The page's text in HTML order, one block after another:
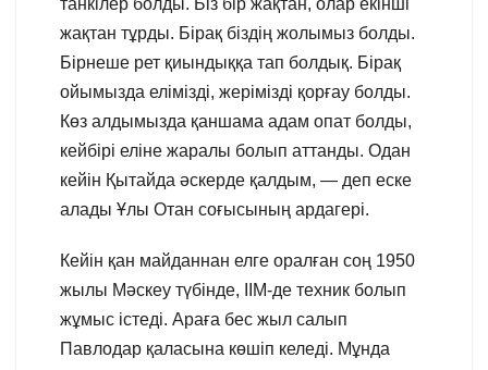
жақтан тұрды. Бірақ біздің жолымыз болды.
Бірнеше рет қиындыққа тап болдық. Бірақ
ойымызда елімізді, жерімізді қорғау болды.
Көз алдымызда қаншама адам опат болды,
кейбірі еліне жаралы болып аттанды. Одан
кейін Қытайда әскерде қалдым, — деп еске
алады Ұлы Отан соғысының ардагері.
Кейін қан майданнан елге оралған соң 1950
жылы Мәскеу түбінде, ІІМ-де техник болып
жұмыс істеді. Араға бес жыл салып
Павлодар қаласына көшіп келеді. Мұнда